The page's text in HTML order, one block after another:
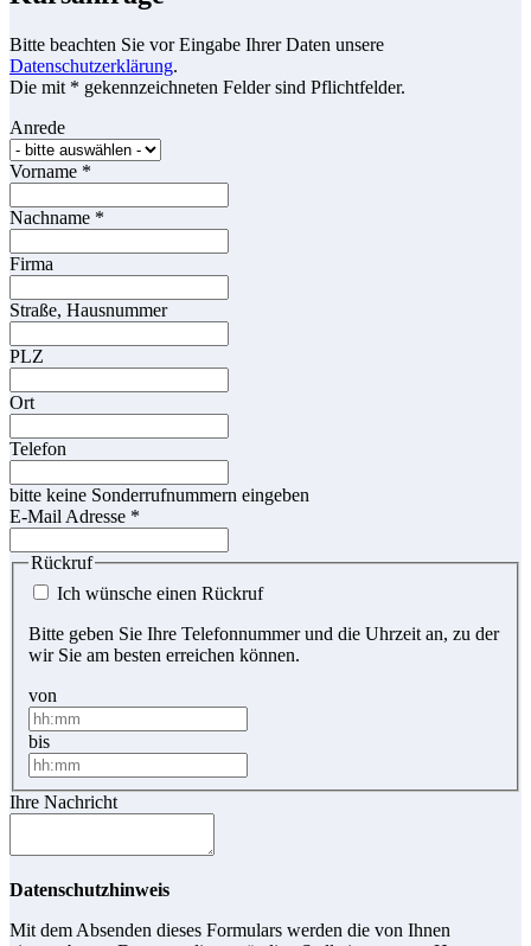
Bitte beachten Sie vor Eingabe Ihrer Daten unsere
Datenschutzerklärung.
Die mit * gekennzeichneten Felder sind Pflichtfelder.
Anrede
Vorname *
Nachname *
Firma
Straße, Hausnummer
PLZ
Ort
Telefon
bitte keine Sonderrufnummern eingeben
E-Mail Adresse *
Rückruf
Ich wünsche einen Rückruf
Bitte geben Sie Ihre Telefonnummer und die Uhrzeit an, zu der
wir Sie am besten erreichen können.
von
bis
Ihre Nachricht
Datenschutzhinweis
Mit dem Absenden dieses Formulars werden die von Ihnen